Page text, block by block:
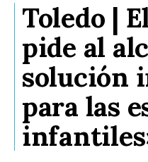
Toledo |
pide al
solución
para las